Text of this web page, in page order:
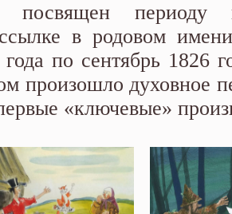
посвящен
в родовом
года по сентябрь 1826
произошло духовное
«ключевые»